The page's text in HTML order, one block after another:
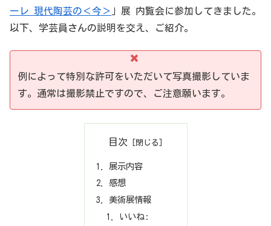
ーレ 現代陶芸の＜今＞ 」展 内覧会に参加してきました。
以下、学芸員さんの説明を交え、ご紹介。
例によって特別な許可をいただいて写真撮影していま
す。通常は撮影禁止ですので、ご注意願います。
目次
展示内容
感想
美術展情報
いいね: